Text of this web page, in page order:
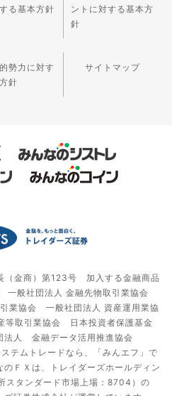
る基本方針
ントに対する基本方
針
勢力に対す
針
サイトマップ
金商）第123号 加入する金融商品
一般社団法人 金融先物取引業協会
業協会 一般社団法人 資産運用業協
取引業協会 日本投資者保護基金
法人 金融データ活用推進協会
テムトレードなら、「みんエフ」で
ＦＸは、トレイダーズホールディン
スタンダード市場上場：8704）の